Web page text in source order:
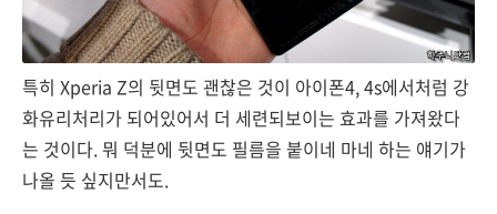
특히 Xperia Z의 뒷면도 괜찮은 것이 아이폰4, 4s에서처럼 강
화유리처리가 되어있어서 더 세련되보이는 효과를 가져왔다
는 것이다. 뭐 덕분에 뒷면도 필름을 붙이네 마네 하는 얘기가
나올 듯 싶지만서도.